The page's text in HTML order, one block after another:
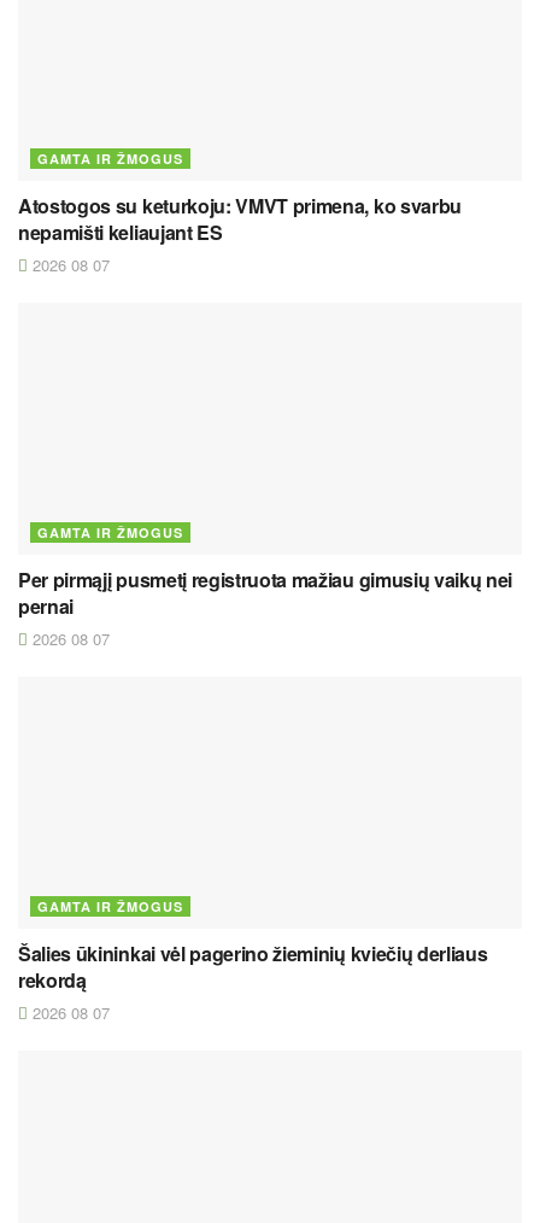
GAMTA IR ŽMOGUS
Atostogos su keturkoju: VMVT primena, ko svarbu
nepamišti keliaujant ES
2026 08 07
GAMTA IR ŽMOGUS
Per pirmąjį pusmetį registruota mažiau gimusių vaikų nei
pernai
2026 08 07
GAMTA IR ŽMOGUS
Šalies ūkininkai vėl pagerino žieminių kviečių derliaus
rekordą
2026 08 07